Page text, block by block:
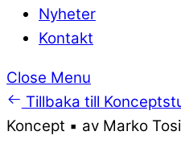
Nyheter
Kontakt
Close Menu
Tillbaka till
Koncept ▪ av Marko